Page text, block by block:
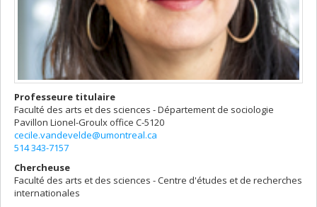
Professeure titulaire
Faculté des arts et des sciences - Département de sociologie
Pavillon Lionel-Groulx office C-5120
cecile.vandevelde@umontreal.ca
514 343-7157
Chercheuse
Faculté des arts et des sciences - Centre d'études et de recherches
internationales